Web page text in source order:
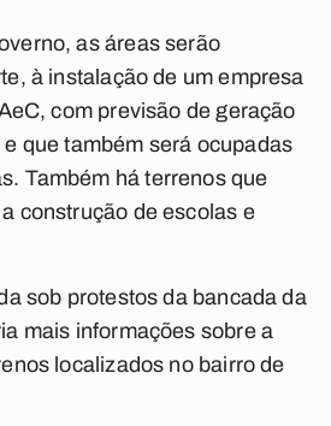
as áreas serão
à instalação de um empresa
com previsão de geração
que também será ocupadas
Também há terrenos que
construção de escolas e
sob protestos da bancada da
mais informações sobre a
localizados no bairro de